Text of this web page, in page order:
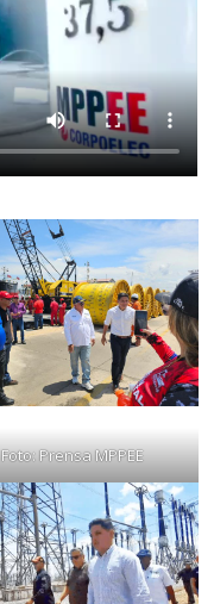
Foto: Prensa MPPEE